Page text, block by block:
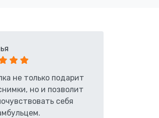
не только подарит
но и позволит
себя